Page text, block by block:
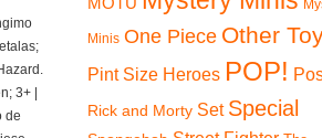
3+ |
de
Minis One Piece Other
Pint Size Heroes POP!
Rick and Morty Set Special